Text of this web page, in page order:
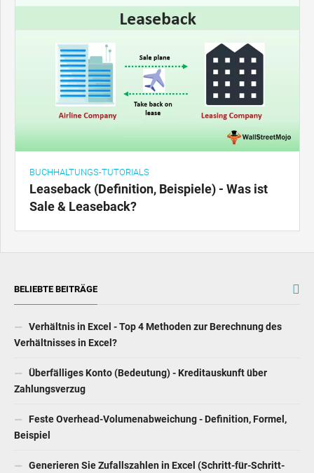
BUCHHALTUNGS-TUTORIALS
Leaseback (Definition, Beispiele) - Was ist
Sale & Leaseback?
BELIEBTE BEITRÄGE
Verhältnis in Excel - Top 4 Methoden zur Berechnung des
Verhältnisses in Excel?
Überfälliges Konto (Bedeutung) - Kreditauskunft über
Zahlungsverzug
Feste Overhead-Volumenabweichung - Definition, Formel,
Beispiel
Generieren Sie Zufallszahlen in Excel (Schritt-für-Schritt-